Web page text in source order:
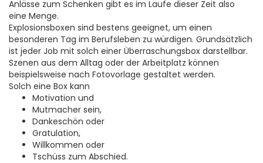
Anlässe zum Schenken gibt es im Laufe dieser Zeit also
eine Menge.
Explosionsboxen sind bestens geeignet, um einen
besonderen Tag im Berufsleben zu würdigen. Grundsätzlich
ist jeder Job mit solch einer Überraschungsbox darstellbar.
Szenen aus dem Alltag oder der Arbeitplatz können
beispielsweise nach Fotovorlage gestaltet werden.
Solch eine Box kann
Motivation und
Mutmacher sein,
Dankeschön oder
Gratulation,
Willkommen oder
Tschüss zum Abschied.